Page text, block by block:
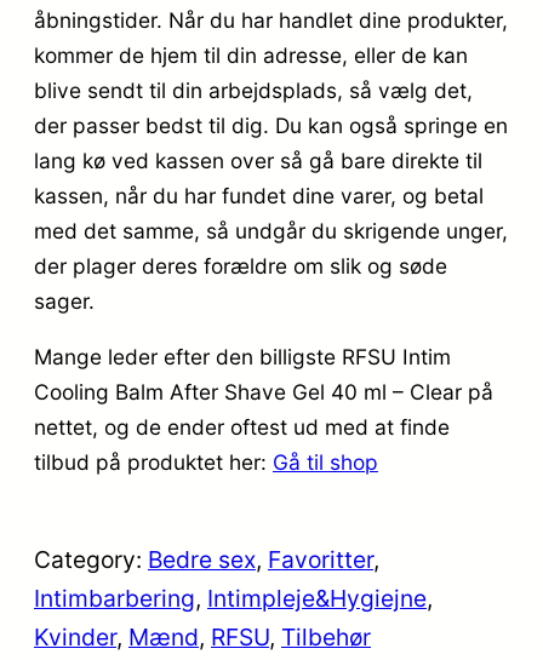
åbningstider. Når du har handlet dine produkter,
kommer de hjem til din adresse, eller de kan
blive sendt til din arbejdsplads, så vælg det,
der passer bedst til dig. Du kan også springe en
lang kø ved kassen over så gå bare direkte til
kassen, når du har fundet dine varer, og betal
med det samme, så undgår du skrigende unger,
der plager deres forældre om slik og søde
sager.
Mange leder efter den billigste RFSU Intim
Cooling Balm After Shave Gel 40 ml – Clear på
nettet, og de ender oftest ud med at finde
tilbud på produktet her: Gå til shop
Category: Bedre sex, Favoritter
Intimbarbering, Intimpleje&Hygiejne
Kvinder, Mænd, RFSU, Tilbehør